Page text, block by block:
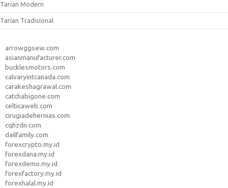
Tarian Modern
Tarian Tradisional
arrowggsew.com
asianmanufacturer.com
bucklesmotors.com
calvaryintcanada.com
carakeshagrawal.com
catchabigone.com
celticaweb.com
cirugiadehernias.com
cqhzdn.com
dailfamily.com
forexcrypto.my.id
forexdana.my.id
forexdemo.my.id
forexfactory.my.id
forexhalal.my.id